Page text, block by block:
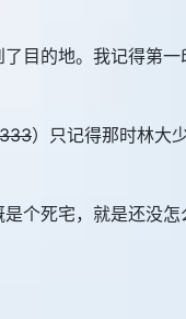
目的地。我记得第
）只记得那时林大
个死宅，就是还没